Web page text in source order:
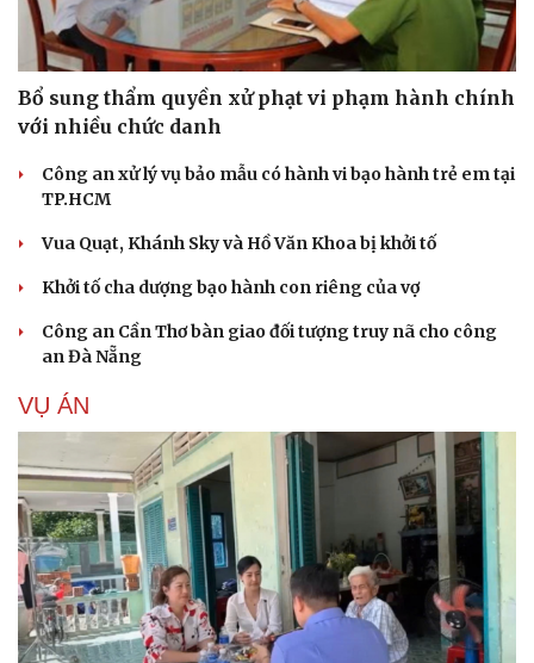
Tư vấn
Săn Tour
Đọc truyện đêm
Cửa sổ tình yêu
Kể chuyện cho bé
Hạt giống tâm hồn
Bổ sung thẩm quyền xử phạt vi phạm hành chính
với nhiều chức danh
Công an xử lý vụ bảo mẫu có hành vi bạo hành trẻ em tại
TP.HCM
Vua Quạt, Khánh Sky và Hồ Văn Khoa bị khởi tố
Khởi tố cha dượng bạo hành con riêng của vợ
Công an Cần Thơ bàn giao đối tượng truy nã cho công
an Đà Nẵng
VỤ ÁN